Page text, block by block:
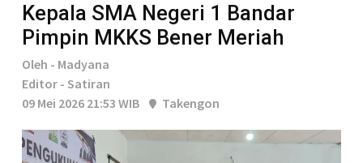
Kepala SMA Negeri 1 Bandar
Pimpin MKKS Bener Meriah
Oleh - Madyana
Editor - Satiran
09 Mei 2026 21:53 WIB
Takengon